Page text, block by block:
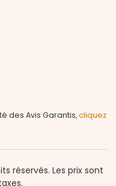
des Avis Garantis,cliquez
réservés. Les prix sont